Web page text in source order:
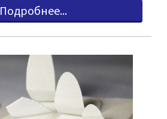
Подробнее...